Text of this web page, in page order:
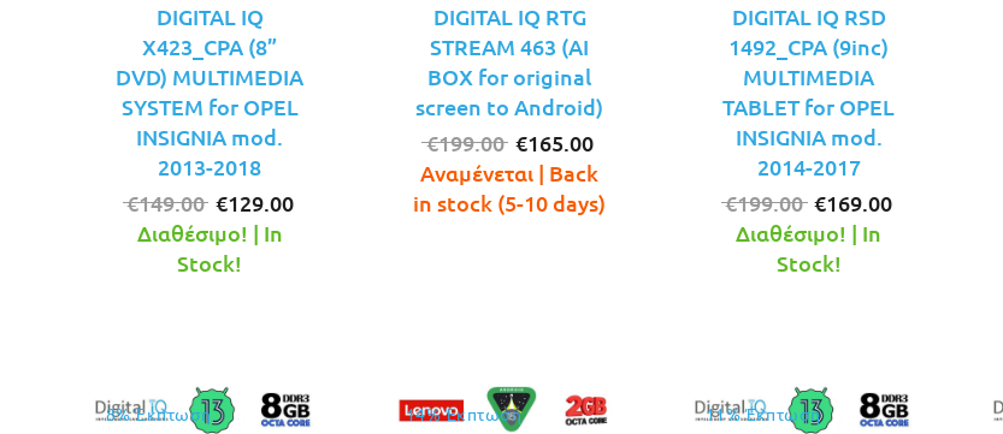
DIGITAL IQ
X423_CPA (8”
DVD) MULTIMEDIA
SYSTEM for OPEL
INSIGNIA mod.
2013-2018
€149.00 Original
price
was:
€129.00
Διαθέσιμο! | In
Stock!
DIGITAL IQ RTG
STREAM 463 (AI
BOX for original
screen to Android)
€199.00 Original
price
was:
€165.00
τρέχουσα
τιμή
Αναμένεται | Back
in stock (5-10 days)
DIGITAL IQ RSD
1492_CPA (9inc)
MULTIMEDIA
TABLET for OPEL
INSIGNIA mod.
2014-2017
€199.00 Original
price
was:
€169.00
Διαθέσιμο! | In
Stock!
8% Έκπτωση 14% Έκπτωση 11% Έκπτωση